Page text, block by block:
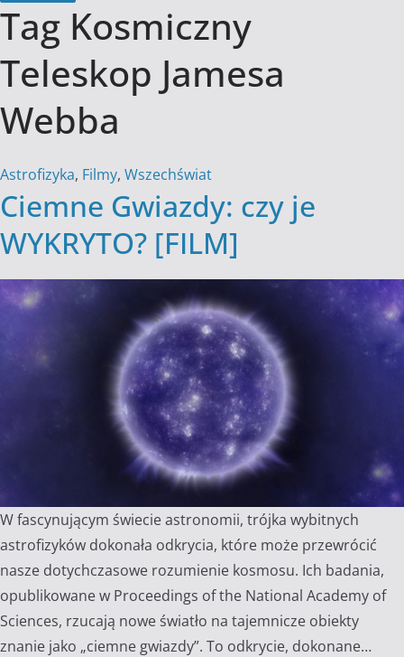
Tag Kosmiczny
Teleskop Jamesa
Webba
Astrofizyka, Filmy, Wszechświat
Ciemne Gwiazdy: czy je
WYKRYTO? [FILM]
W fascynującym świecie astronomii, trójka wybitnych
astrofizyków dokonała odkrycia, które może przewrócić
nasze dotychczasowe rozumienie kosmosu. Ich badania,
opublikowane w Proceedings of the National Academy of
Sciences, rzucają nowe światło na tajemnicze obiekty
znanie jako „ciemne gwiazdy”. To odkrycie, dokonane…